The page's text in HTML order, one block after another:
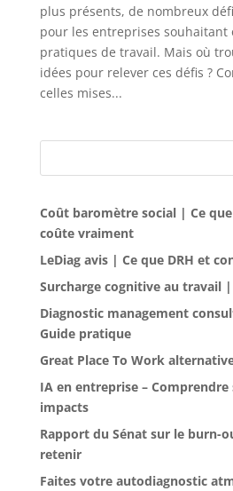
plus présents, de nombreux
pour les entreprises souhaitant
pratiques de travail. Mais où
idées pour relever ces défis ?
celles mises...
Coût baromètre social | Ce
coûte vraiment
LeDiag avis | Ce que DRH et
Surcharge cognitive au travail
Diagnostic management
Guide pratique
Great Place To Work
IA en entreprise –
impacts
Rapport du Sénat sur le burn-
retenir
Faites votre autodiagnostic